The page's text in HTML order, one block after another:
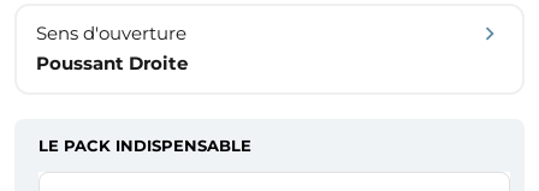
Sens d'ouverture
Poussant Droite
LE PACK INDISPENSABLE